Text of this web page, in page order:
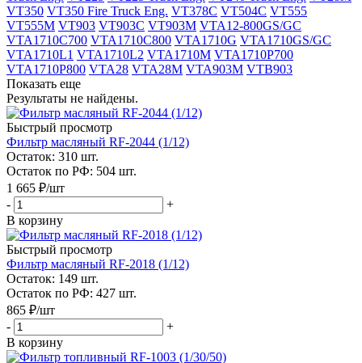
VT350 VT350 Fire Truck Eng. VT378C VT504C VT555
VT555M VT903 VT903C VT903M VTA12-800GS/GC
VTA1710C700 VTA1710C800 VTA1710G VTA1710GS/GC
VTA1710L1 VTA1710L2 VTA1710M VTA1710P700
VTA1710P800 VTA28 VTA28M VTA903M VTB903
Показать еще
Результаты не найдены.
Быстрый просмотр
Фильтр масляный RF-2044 (1/12)
Остаток: 310 шт.
Остаток по РФ: 504 шт.
1 665 ₽/шт
-
+
В корзину
Быстрый просмотр
Фильтр масляный RF-2018 (1/12)
Остаток: 149 шт.
Остаток по РФ: 427 шт.
865 ₽/шт
-
+
В корзину